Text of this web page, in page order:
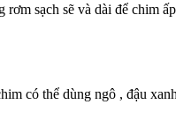
sạch sẽ và dài để chim
có thể dùng ngô , đậu